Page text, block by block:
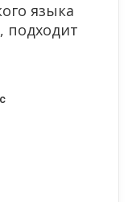
языка
подходит